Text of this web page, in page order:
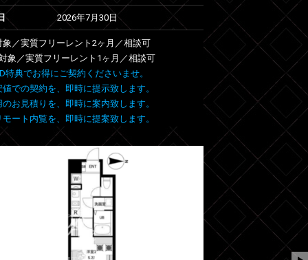
2026年7月30日
象／実質フリーレント2ヶ月／相談可
象／実質フリーレント1ヶ月／相談可
特典でお得にご契約くださいませ。
での契約を、即時に提示致します。
お見積りを、即時に案内致します。
ート内覧を、即時に提案致します。